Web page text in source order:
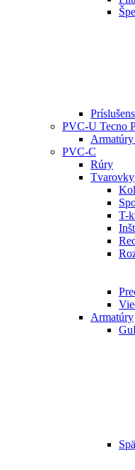
PVC-U Tecno
PVC-C
Rúry
Tvarovky
T-
Armatúry